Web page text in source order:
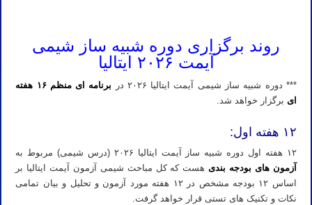
روند برگزاری دوره شبیه ساز شیمی
آیمت ۲۰۲۶ ایتالیا
*** دوره شبیه ساز شیمی آیمت ایتالیا ۲۰۲۶ در
برنامه ای منظم ۱۶ هفته
ای برگزار خواهد شد.
۱۲ هفته اول:
۱۲ هفته اول دوره شبیه ساز آیمت ایتالیا ۲۰۲۶ (درس شیمی) مربوط به
آزمون های بودجه بندیهست که کل مباحث شیمی آزمون آیمت ایتالیا بر
اساس ۱۲ بودجه مشخص در ۱۲ هفته مورد آزمون و تحلیل و بیان تمامی
نکات و تکنیک های تستی قرار خواهد گرفت.